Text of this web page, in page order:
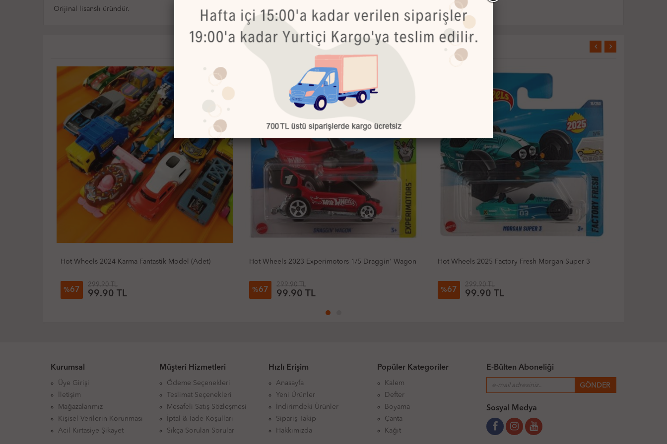
Orijinal lisanslı üründür.
Bu Ürünler de İlginizi Çekebilir
Hot Wheels 2023 Experimotors 1/5 Draggin' Wagon
%67
299.90 TL
99.90 TL
Hot Wheels 2025 Factory Fresh Morgan Super 3
%67
299.90 TL
99.90 TL
Hot Wheels 2025 Hw Ride-Ons Bogzilla
%67
299.90 TL
99.90 TL
Kurumsal
Üye Girişi
İletişim
Mağazalarımız
Kişisel Verilerin Korunması
Acil Kırtasiye Şikayet
Müşteri Hizmetleri
Ödeme Seçenekleri
Teslimat Seçenekleri
Mesafeli Satış Sözleşmesi
İptal & İade Koşulları
Sıkça Sorulan Sorular
Hızlı Erişim
Anasayfa
Yeni Ürünler
İndirimdeki Ürünler
Sipariş Takip
Hakkımızda
Popüler Kategoriler
Kalem
Defter
Boyama
Çanta
Kağıt
E-Bülten Aboneliği
Sosyal Medya